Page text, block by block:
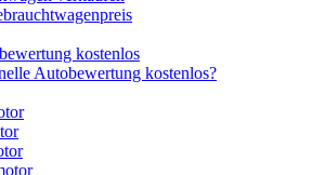
kostenlos
Autobewertung kostenlos?